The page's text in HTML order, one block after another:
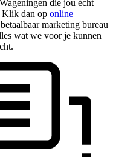
die jou écht
Klik dan op online
marketing bureau
wat we voor je kunnen